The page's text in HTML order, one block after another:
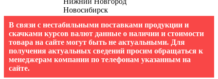
Новосибирск
В связи с нестабильными поставками продукции и
скачками курсов валют данные о наличии и стоимости
товара на сайте могут быть не актуальными. Для
получения актуальных сведений просим обращаться к
менеджерам компании по телефонам указанным на
сайте.